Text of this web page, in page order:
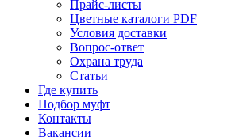
Прайс-листы
Цветные каталоги PDF
Условия доставки
Вопрос-ответ
Охрана труда
Статьи
Где купить
Подбор муфт
Контакты
Вакансии